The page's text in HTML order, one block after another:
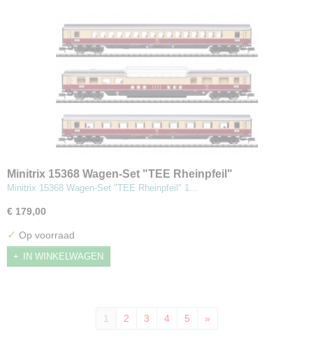
Minitrix 15368 Wagen-Set "TEE Rheinpfeil"
Minitrix 15368 Wagen-Set "TEE Rheinpfeil" 1…
€ 179,00
✓ Op voorraad
IN WINKELWAGEN
1 2 3 4 5 »